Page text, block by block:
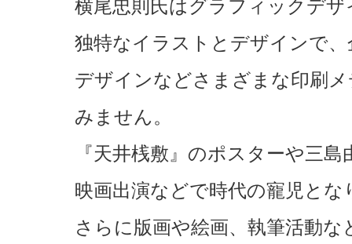
横尾忠則氏はグラフィックデ
独特なイラストとデザインで
デザインなどさまざまな印刷
みません。
『天井桟敷』のポスターや三
映画出演などで時代の寵児とな
さらに版画や絵画、執筆活動